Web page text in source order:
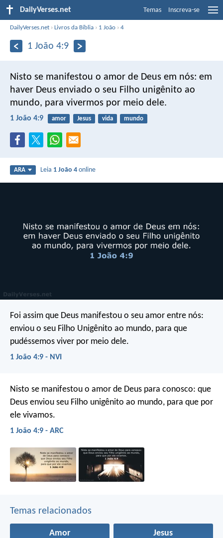
DailyVerses.net Temas Inscreva-se
DailyVerses.net ›Livros da Bíblia › 1 João ›4
1 João 4:9
Nisto se manifestou o amor de Deus em nós: em
haver Deus enviado o seu Filho unigênito ao
mundo, para vivermos por meio dele.
1 João 4:9 amor Jesus vida mundo
ARA Leia 1 João 4 online
Foi assim que Deus manifestou o seu amor entre nós:
enviou o seu Filho Unigênito ao mundo, para que
pudéssemos viver por meio dele.
1 João 4:9 - NVI
Nisto se manifestou o amor de Deus para conosco: que
Deus enviou seu Filho unigênito ao mundo, para que por
ele vivamos.
1 João 4:9 - ARC
Temas relacionados
Amor Jesus